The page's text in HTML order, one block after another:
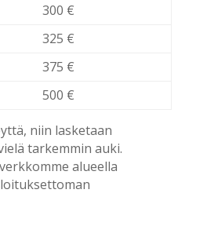
300 €
325 €
375 €
500 €
niin lasketaan
tarkemmin auki.
alueella